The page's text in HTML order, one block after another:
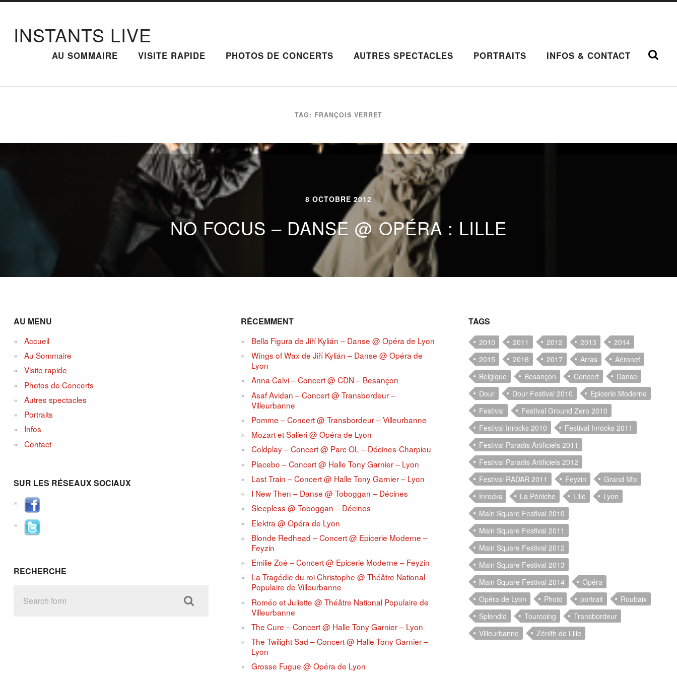
INSTANTS LIVE
AU SOMMAIRE VISITE RAPIDE PHOTOS DE CONCERTS AUTRES SPECTACLES PORTRAITS INFOS & CONTACT
TAG: FRANÇOIS VERRET
8 OCTOBRE 2012
NO FOCUS – DANSE @ OPÉRA : LILLE
AU MENU
Accueil
Au Sommaire
Visite rapide
Photos de Concerts
Autres spectacles
Portraits
Infos
Contact
SUR LES RÉSEAUX SOCIAUX
RECHERCHE
RÉCEMMENT
Bella Figura de Jiří Kylián – Danse @ Opéra de Lyon
Wings of Wax de Jiří Kylián – Danse @ Opéra de
Lyon
Anna Calvi – Concert @ CDN – Besançon
Asaf Avidan – Concert @ Transbordeur –
Villeurbanne
Pomme – Concert @ Transbordeur – Villeurbanne
Mozart et Salieri @ Opéra de Lyon
Coldplay – Concert @ Parc OL – Décines-Charpieu
Placebo – Concert @ Halle Tony Garnier – Lyon
Last Train – Concert @ Halle Tony Garnier – Lyon
I New Then – Danse @ Toboggan – Décines
Sleepless @ Toboggan – Décines
Elektra @ Opéra de Lyon
Blonde Redhead – Concert @ Epicerie Moderne –
Feyzin
Emilie Zoé – Concert @ Epicerie Moderne – Feyzin
La Tragédie du roi Christophe @ Théâtre National
Populaire de Villeurbanne
Roméo et Juliette @ Théâtre National Populaire de
Villeurbanne
The Cure – Concert @ Halle Tony Garnier – Lyon
The Twilight Sad – Concert @ Halle Tony Garnier –
Lyon
Grosse Fugue @ Opéra de Lyon
TAGS
2010 2011 2012 2013
2014
2015
2016 2017 Arras
Aéronef
Belgique
Besançon Concert
Danse
Dour
Dour Festival 2010
Epicerie Moderne
Festival
Festival Ground Zero 2010
Festival Inrocks 2010
Festival Inrocks 2011
Festival Paradis Artificiels 2011
Festival Paradis Artificiels 2012
Festival RADAR 2011
Feyzin
Grand Mix
Inrocks
La Péniche Lille
Lyon
Main Square Festival 2010
Main Square Festival 2011
Main Square Festival 2012
Main Square Festival 2013
Main Square Festival 2014
Opéra
Opéra de Lyon
Photo portrait
Roubaix
Splendid
Tourcoing
Transbordeur
Villeurbanne
Zénith de Lille